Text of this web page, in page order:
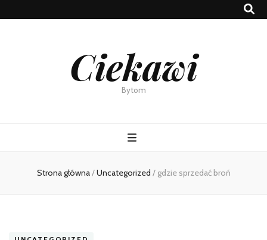
Ciekawi
Bytom
Strona główna/Uncategorized / gdzie sprzedać broń